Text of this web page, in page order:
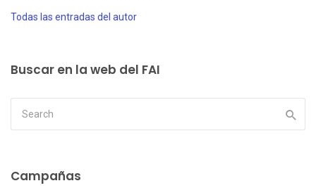
Todas las entradas del autor
Buscar en la web del FAI
Campañas